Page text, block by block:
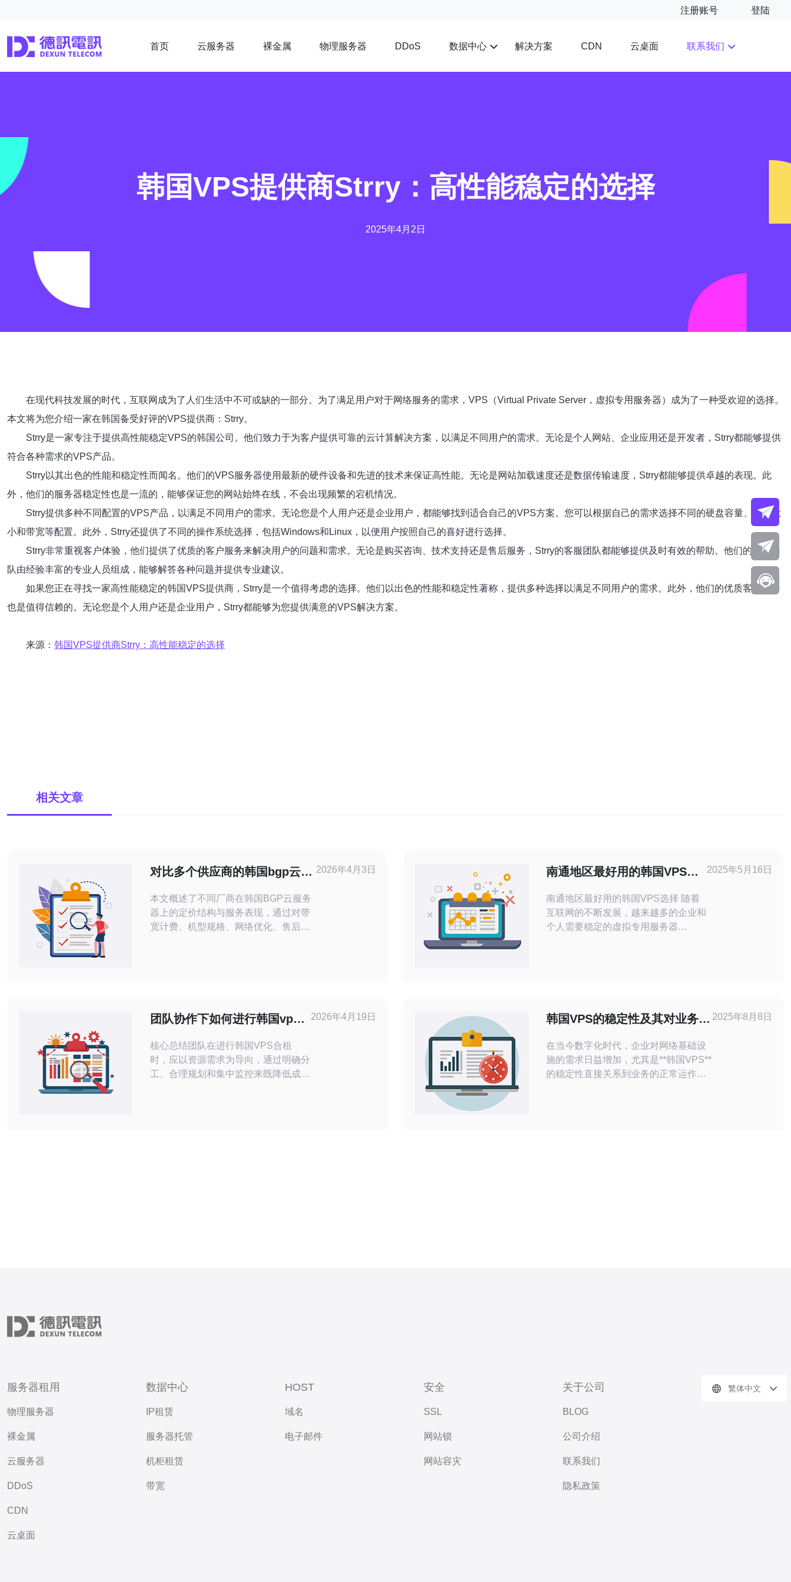
注册账号 登陆
首页 云服务器 裸金属 物理服务器 DDoS 数据中心 解决方案 CDN 云桌面 联系我们
韩国VPS提供商Strry：高性能稳定的选择
2025年4月2日
在现代科技发展的时代，互联网成为了人们生活中不可或缺的一部分。为了满足用户对于网络服务的需求，VPS（Virtual Private Server，虚拟专用服务器）成为了一种受欢迎的选择。
本文将为您介绍一家在韩国备受好评的VPS提供商：Strry。
Strry是一家专注于提供高性能稳定VPS的韩国公司。他们致力于为客户提供可靠的云计算解决方案，以满足不同用户的需求。无论是个人网站、企业应用还是开发者，Strry都能够提供
符合各种需求的VPS产品。
Strry以其出色的性能和稳定性而闻名。他们的VPS服务器使用最新的硬件设备和先进的技术来保证高性能。无论是网站加载速度还是数据传输速度，Strry都能够提供卓越的表现。此
外，他们的服务器稳定性也是一流的，能够保证您的网站始终在线，不会出现频繁的宕机情况。
Strry提供多种不同配置的VPS产品，以满足不同用户的需求。无论您是个人用户还是企业用户，都能够找到适合自己的VPS方案。您可以根据自己的需求选择不同的硬盘容量、内存大
小和带宽等配置。此外，Strry还提供了不同的操作系统选择，包括Windows和Linux，以便用户按照自己的喜好进行选择。
Strry非常重视客户体验，他们提供了优质的客户服务来解决用户的问题和需求。无论是购买咨询、技术支持还是售后服务，Strry的客服团队都能够提供及时有效的帮助。他们的客服团
队由经验丰富的专业人员组成，能够解答各种问题并提供专业建议。
如果您正在寻找一家高性能稳定的韩国VPS提供商，Strry是一个值得考虑的选择。他们以出色的性能和稳定性著称，提供多种选择以满足不同用户的需求。此外，他们的优质客户服务
也是值得信赖的。无论您是个人用户还是企业用户，Strry都能够为您提供满意的VPS解决方案。
来源： 韩国VPS提供商Strry：高性能稳定的选择
相关文章
对比多个供应商的韩国bgp云服
本文概述了不同厂商在韩国BGP云服务
器上的定价结构与服务表现，通过对带
宽计费、机型规格、网络优化、售后响
有中国、大洋洲和全球云厂商在当地部
署节点。主流选择包括本地电信改造
2026年4月3日
南通地区最好用的韩国VPS选
南通地区最好用的韩国VPS选择 随着
互联网的不断发展，越来越多的企业和
个人需要稳定的虚拟专用服务器
有许
2025年5月16日
团队协作下如何进行韩国vps
核心总结团队在进行韩国VPS合租
时，应以资源需求为导向，通过明确分
工、合理规划和集中监控来既降低成本
2026年4月19日
韩国VPS的稳定性及其对业务的
在当今数字化时代，企业对网络基础设
施的需求日益增加，尤其是**韩国VPS**
的稳定性直接关系到业务的正常运作。
2025年8月8日
服务器租用
物理服务器
裸金属
云服务器
DDoS
CDN
云桌面
数据中心
IP租赁
服务器托管
机柜租赁
带宽
HOST
域名
电子邮件
安全
SSL
网站锁
网站容灾
关于公司
BLOG
公司介绍
联系我们
隐私政策
繁体中文